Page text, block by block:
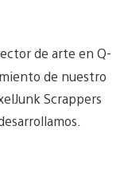
de arte en Q-
de nuestro
Scrappers